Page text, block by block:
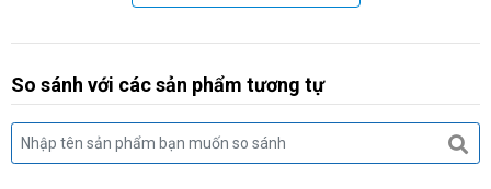
đen bóng bẩy này có thể nằm gọn trong lòng bàn tay bạn,
nơi.
So sánh với các sản phẩm tương tự